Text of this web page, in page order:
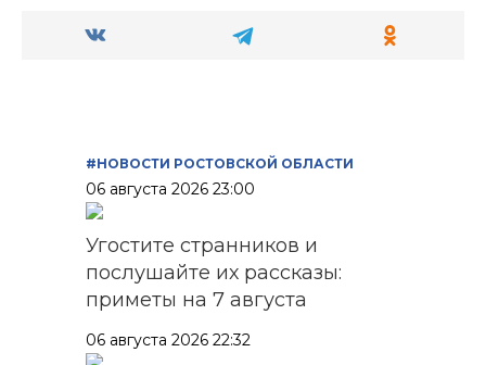
#НОВОСТИ РОСТОВСКОЙ ОБЛАСТИ
06 августа 2026 23:00
Угостите странников и
послушайте их рассказы:
приметы на 7 августа
06 августа 2026 22:32